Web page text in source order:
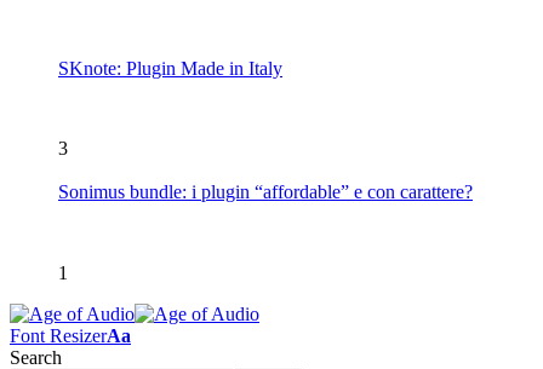
SKnote: Plugin Made in Italy
3
Sonimus bundle: i plugin “affordable” e con carattere?
1
Font ResizerAa
Search